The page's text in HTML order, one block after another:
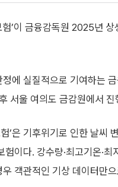
’이 금융감독원 2025년
에 실질적으로 기여하는
서울 여의도 금감원에서 진
’은 기후위기로 인한 날씨
이다. 강수량·최고기온·최
객관적인 기상 데이터만